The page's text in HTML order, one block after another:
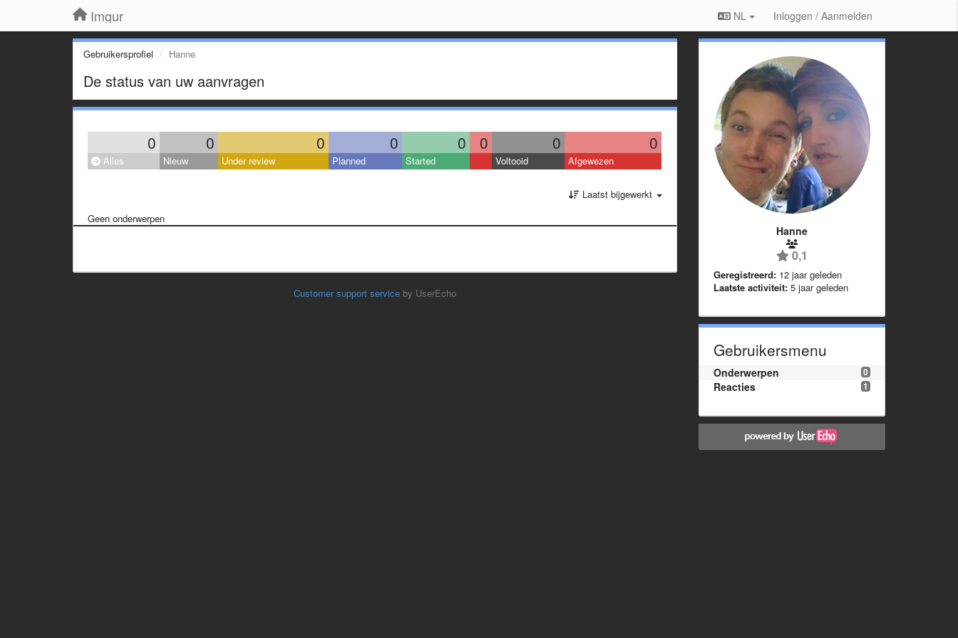
Imgur NL Inloggen / Aanmelden
Gebruikersprofiel Hanne
De status van uw aanvragen
0 0 0 0 0 0 0 0
Alles Nieuw Under review Planned Started Voltooid Afgewezen
Laatst bijgewerkt
Geen onderwerpen
Customer support serviceby UserEcho
Hanne
0,1
Geregistreerd: 12 jaar geleden
Laatste activiteit: 5 jaar geleden
Gebruikersmenu
0
Onderwerpen
1
Reacties